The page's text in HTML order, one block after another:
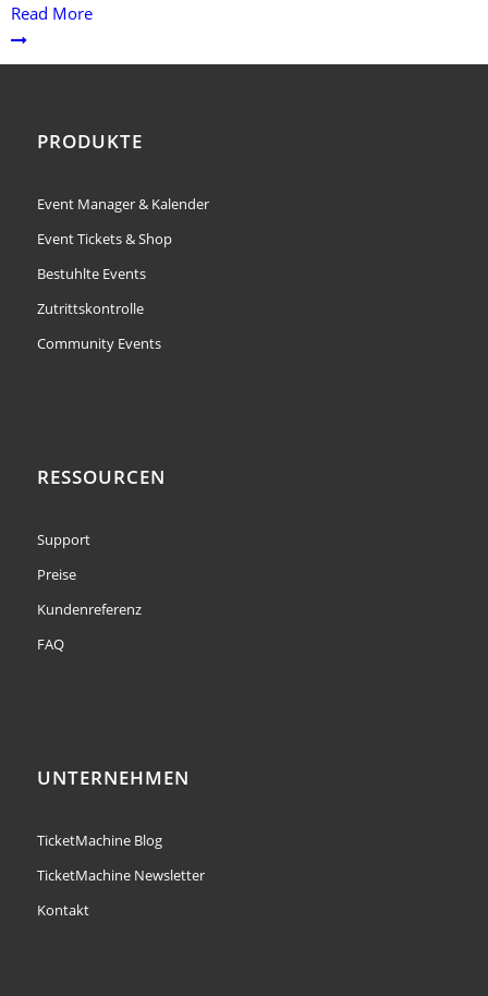
Read More
PRODUKTE
Event Manager & Kalender
Event Tickets & Shop
Bestuhlte Events
Zutrittskontrolle
Community Events
RESSOURCEN
Support
Preise
Kundenreferenz
FAQ
UNTERNEHMEN
TicketMachine Blog
TicketMachine Newsletter
Kontakt